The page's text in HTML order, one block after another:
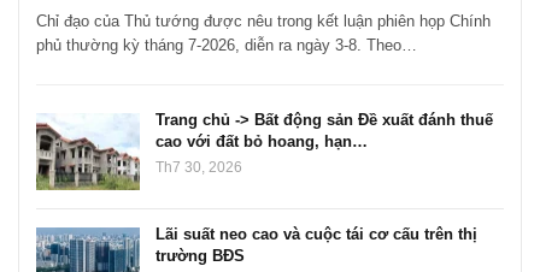
Chỉ đạo của Thủ tướng được nêu trong kết luận phiên họp Chính
phủ thường kỳ tháng 7-2026, diễn ra ngày 3-8. Theo…
Trang chủ -> Bất động sản Đề xuất đánh thuế
cao với đất bỏ hoang, hạn…
Th7 30, 2026
Lãi suất neo cao và cuộc tái cơ cấu trên thị
trường BĐS